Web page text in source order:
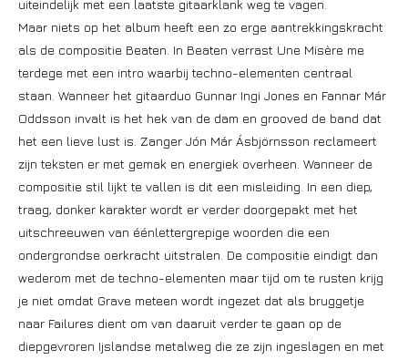
uiteindelijk met een laatste gitaarklank weg te vagen.
Maar niets op het album heeft een zo erge aantrekkingskracht
als de compositie Beaten. In Beaten verrast Une Misère me
terdege met een intro waarbij techno-elementen centraal
staan. Wanneer het gitaarduo Gunnar Ingi Jones en Fannar Már
Oddsson invalt is het hek van de dam en grooved de band dat
het een lieve lust is. Zanger Jón Már Ásbjörnsson reclameert
zijn teksten er met gemak en energiek overheen. Wanneer de
compositie stil lijkt te vallen is dit een misleiding. In een diep,
traag, donker karakter wordt er verder doorgepakt met het
uitschreeuwen van éénlettergrepige woorden die een
ondergrondse oerkracht uitstralen. De compositie eindigt dan
wederom met de techno-elementen maar tijd om te rusten krijg
je niet omdat Grave meteen wordt ingezet dat als bruggetje
naar Failures dient om van daaruit verder te gaan op de
diepgevroren Ijslandse metalweg die ze zijn ingeslagen en met